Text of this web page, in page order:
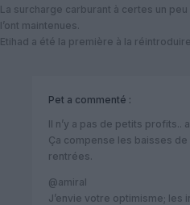
La surcharge carburant à certes un
l’ont maintenues.
Etihad a été la première à la
Pet a commenté :
Il n’y a pas de petits profits..
Ça compense les baisses
rentrées.
@amiral
J’envie votre optimisme; les